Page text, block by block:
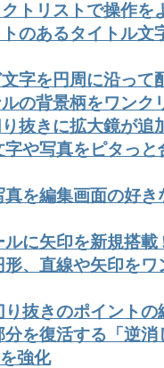
トリストで操作を
のあるタイトル文
字を円周に沿って
の背景柄をワンク
抜きに拡大鏡が追
や写真をピタっと
を編集画面の好き
に矢印を新規搭載
、直線や矢印をワ
抜きのポイントの
を復活する「逆消
強化